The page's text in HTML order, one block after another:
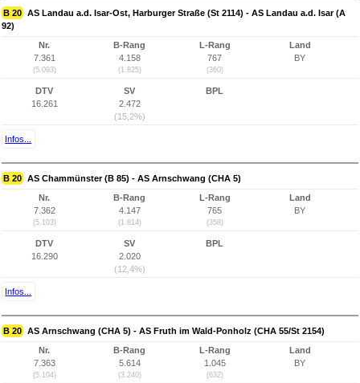
B 20 AS Landau a.d. Isar-Ost, Harburger Straße (St 2114) - AS Landau a.d. Isar (A
92)
Nr.
7.361
(5.093)
B-Rang
4.158
(1.825)
L-Rang
767
(360)
Land
BY
DTV
16.261
SV
2.472
(15,2%)
BPL
Infos...
B 20 AS Chammünster (B 85) - AS Arnschwang (CHA 5)
Nr.
7.362
(5.103)
B-Rang
4.147
(1.814)
L-Rang
765
(358)
Land
BY
DTV
16.290
SV
2.020
(12,4%)
BPL
Infos...
B 20 AS Arnschwang (CHA 5) - AS Fruth im Wald-Ponholz (CHA 55/St 2154)
Nr.
7.363
(5.104)
B-Rang
5.614
(3.240)
L-Rang
1.045
(632)
Land
BY